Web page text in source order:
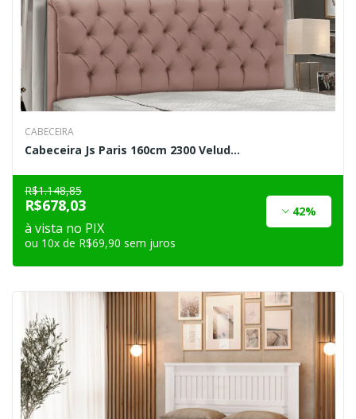
CABECEIRA
Cabeceira Js Paris 160cm 2300 Velud...
R$1.148,85
R$678,03 42%
à vista no PIX
ou 10x de R$69,90 sem juros